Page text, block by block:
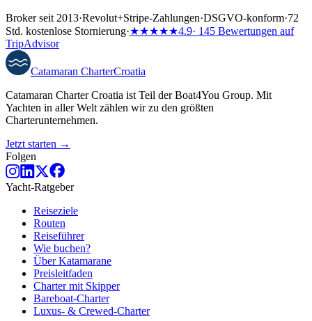
Broker seit 2013·Revolut+Stripe-Zahlungen·DSGVO-konform·72
Std. kostenlose Stornierung·★★★★★4.9· 145 Bewertungen auf
TripAdvisor
Catamaran CharterCroatia
Catamaran Charter Croatia ist Teil der Boat4You Group. Mit
Yachten in aller Welt zählen wir zu den größten
Charterunternehmen.
Jetzt starten →
Folgen
Yacht-Ratgeber
Reiseziele
Routen
Reiseführer
Wie buchen?
Über Katamarane
Preisleitfaden
Charter mit Skipper
Bareboat-Charter
Luxus- & Crewed-Charter